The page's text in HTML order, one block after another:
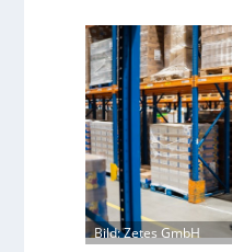
Bild: Zetes GmbH